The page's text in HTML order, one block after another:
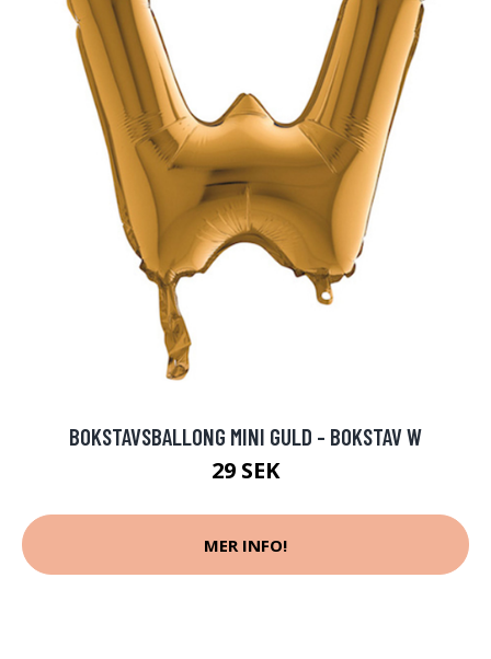
BOKSTAVSBALLONG MINI GULD - BOKSTAV W
29 SEK
MER INFO!